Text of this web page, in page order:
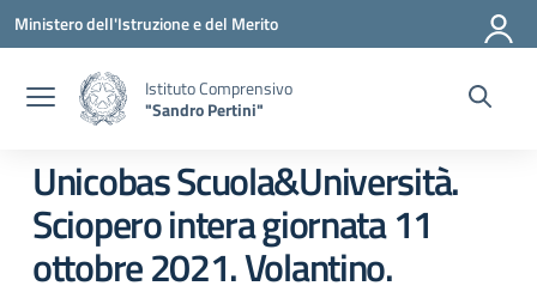
Vai ai contenuti
Vai al menu di navigazione
Vai al footer
Ministero dell'Istruzione e del Merito
Istituto Comprensivo
"Sandro Pertini"
Unicobas Scuola&Università.
Sciopero intera giornata 11
ottobre 2021. Volantino.